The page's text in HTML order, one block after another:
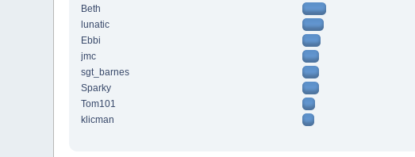
Beth
lunatic
Ebbi
jmc
sgt_barnes
Sparky
Tom101
klicman